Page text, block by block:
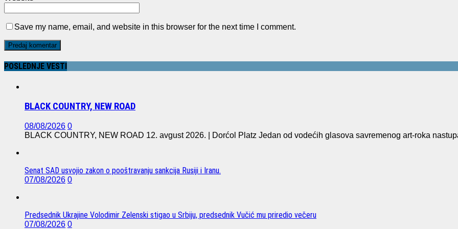
Save my name, email, and website in this browser for the next time I comment.
POSLEDNJE VESTI
BLACK COUNTRY, NEW ROAD
08/08/2026 0
BLACK COUNTRY, NEW ROAD 12. avgust 2026. | Dorćol Platz Jedan od vodećih glasova savremenog art-roka
Senat SAD usvojio zakon o pooštravanju sankcija Rusiji i Iranu.
07/08/2026 0
Predsednik Ukrajine Volodimir Zelenski stigao u Srbiju, predsednik Vučić mu priredio večeru
07/08/2026 0